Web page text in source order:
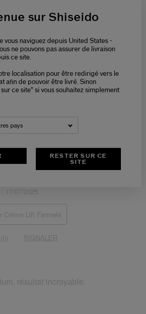
sur Shiseido
vous naviguez depuis United States -
ne pouvons pas assurer de livraison
ce site.
localisation pour être redirigé vers le
afin de pouvoir être livré. Sinon
ce site" si vous souhaitez simplement
pays
RESTER SUR CE
SITE